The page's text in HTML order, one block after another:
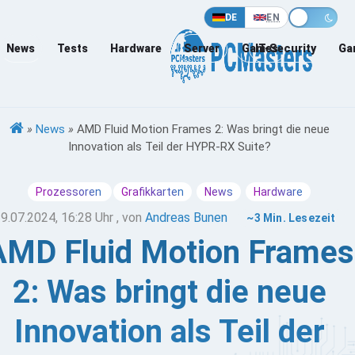
DE EN
News Tests Hardware Server Games
IT-Security
» News » AMD Fluid Motion Frames 2: Was bringt die neue
Innovation als Teil der HYPR-RX Suite?
Prozessoren Grafikkarten News Hardware
16:28 Uhr , vonAndreas Bunen ~3 Min. Lesezeit
Fluid Motion Frames
2: Was bringt die neue
Innovation als Teil der